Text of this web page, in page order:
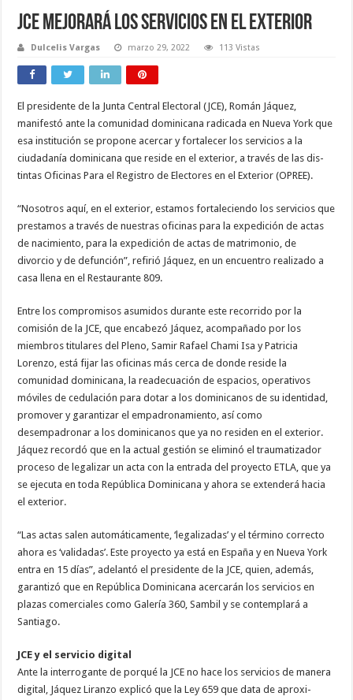
JCE mejorará los servicios en el exterior
Dulcelis Vargas marzo 29, 2022 113 Vistas
El presidente de la Junta Central Electoral (JCE), Ro­mán Jáquez,
manifestó an­te la comunidad dominica­na radicada en Nueva York que
esa institución se pro­pone acercar y fortalecer los servicios a la
ciudadanía do­minicana que reside en el exterior, a través de las dis­
tintas Oficinas Para el Regis­tro de Electores en el Exte­rior (OPREE).
“Nosotros aquí, en el ex­terior, estamos fortalecien­do los servicios que
presta­mos a través de nuestras oficinas para la expedición de actas
de nacimiento, pa­ra la expedición de actas de matrimonio, de
divorcio y de defunción”, refirió Já­quez, en un encuentro rea­lizado a
casa llena en el Res­taurante 809.
Entre los compromisos asumidos durante este re­corrido por la
comisión de la JCE, que encabezó Já­quez, acompañado por los
miembros titulares del Ple­no, Samir Rafael Chami Isa y Patricia
Lorenzo, está fi­jar las oficinas más cerca de donde reside la
comunidad dominicana, la readecua­ción de espacios, operati­vos
móviles de cedulación para dotar a los dominica­nos de su identidad,
pro­mover y garantizar el em­padronamiento, así como
desempadronar a los domi­nicanos que ya no residen en el exterior.
Jáquez recor­dó que en la actual gestión se eliminó el traumatizador
proceso de legalizar un acta con la entrada del proyecto ETLA, que ya
se ejecuta en toda República Dominicana y ahora se extenderá hacia
el exterior.
“Las actas salen auto­máticamente, ‘legalizadas’ y el término correcto
aho­ra es ‘validadas’. Este pro­yecto ya está en España y en Nueva York
entra en 15 días”, adelantó el pre­sidente de la JCE, quien, además,
garantizó que en República Dominicana acercarán los servicios en
plazas comerciales como Galería 360, Sambil y se contemplará a
Santiago.
JCE y el servicio digital
Ante la interrogante de por­qué la JCE no hace los ser­vicios de manera
digital, Já­quez Liranzo explicó que la Ley 659 que data de aproxi­